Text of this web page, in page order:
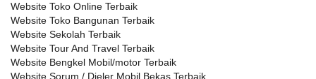
Website Toko Online Terbaik
Website Toko Bangunan Terbaik
Website Sekolah Terbaik
Website Tour And Travel Terbaik
Website Bengkel Mobil/motor Terbaik
Website Sorum / Dieler Mobil Bekas Terbaik